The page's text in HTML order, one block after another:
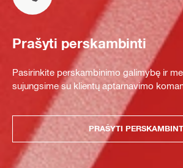
Prašyti perskambinti
Pasirinkite perskambinimo galimybę ir
sujungsime su klientų aptarnavimo
PRAŠYTI